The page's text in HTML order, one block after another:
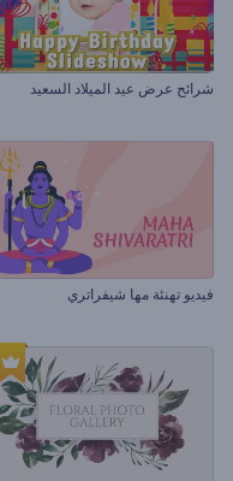
شرائح عرض عيد الميلاد السعيد
فيديو تهنئة مها شيفراتري